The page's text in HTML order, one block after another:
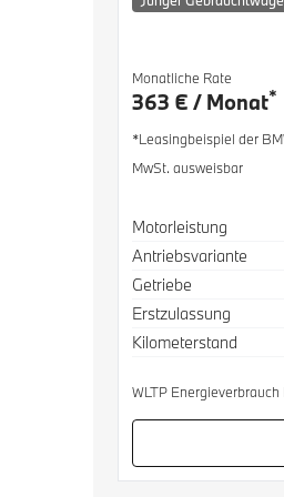
Monatliche Rate
363 € / Monat*
*Leasingbeispiel der
MwSt. ausweisbar
Spezifikation
Motorleistung
Antriebsvariante
Getriebe
Erstzulassung
Kilometerstand
WLTP